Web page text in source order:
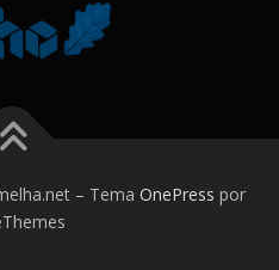
– Tema OnePress por